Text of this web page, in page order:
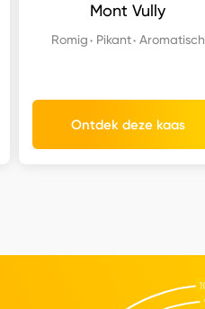
Mont Vully
Romig Pikant Aromatisch
Ontdek deze kaas